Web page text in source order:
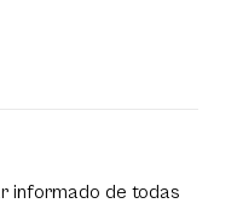
informado de todas